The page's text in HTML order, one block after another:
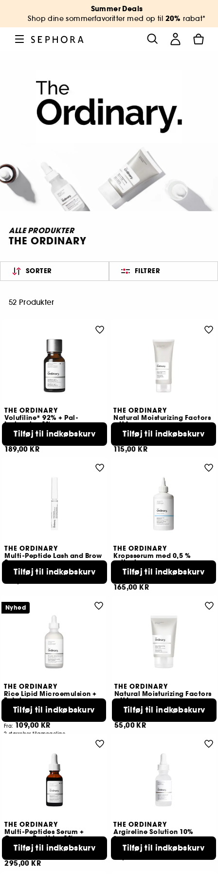
Summer Deals
Shop dine sommerfavoritter med op til 20% rabat*
ALLE PRODUKTER
THE ORDINARY
SORTER FILTRER
52 Produkter
THE ORDINARY
Volufiline* 92% + Pal-
Isoleucine 1%
Målrettet udfyldende serum
189,00 KR
Tilføj til indkøbskurv
THE ORDINARY
Natural Moisturizing Factors
+ HA
Moisturizer
115,00 KR
Tilføj til indkøbskurv
THE ORDINARY
Multi-Peptide Lash and Brow
Serum
5793
139,00 KR
Tilføj til indkøbskurv
THE ORDINARY
Kropsserum med 0,5 %
salicylsure
Serum mod urenheder til kroppen
165,00 KR
Tilføj til indkøbskurv
THE ORDINARY
Rice Lipid Microemulsion +
Ectoine
Fugtgivende mikroemulsion
Fra: 109,00 KR
2 størrelser tilgængelige
Tilføj til indkøbskurv
Nyhed
THE ORDINARY
Natural Moisturizing Factors
+ HA
Mini Moisturizer
55,00 KR
Tilføj til indkøbskurv
THE ORDINARY
Multi-Peptides Serum +
Copper Peptides 1%
Face Care Serum
295,00 KR
Tilføj til indkøbskurv
THE ORDINARY
Argireline Solution 10%
Serum
464
89,00 KR
Tilføj til indkøbskurv